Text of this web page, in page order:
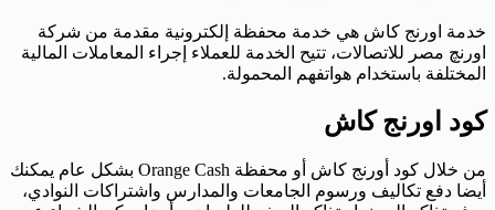
خدمة اورنج كاش هي خدمة محفظة إلكترونية مقدمة من شركة
اورنچ مصر للاتصالات، تتيح الخدمة للعملاء إجراء المعاملات المالية
المختلفة باستخدام هواتفهم المحمولة.
كود اورنج كاش
من خلال كود أورنج كاش أو محفظة Orange Cash بشكل عام يمكنك
أيضا دفع تكاليف ورسوم الجامعات والمدارس واشتراكات النوادي،